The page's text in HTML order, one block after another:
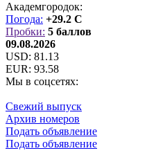
Академгородок:
Погода: +29.2 C
Пробки: 5 баллов
09.08.2026
USD: 81.13
EUR: 93.58
Мы в соцсетях:
Свежий выпуск
Архив номеров
Подать объявление
Подать объявление